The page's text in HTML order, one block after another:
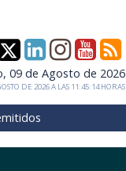
09 de Agosto de 2026
DE 2026 A LAS 11:45:14 HORAS